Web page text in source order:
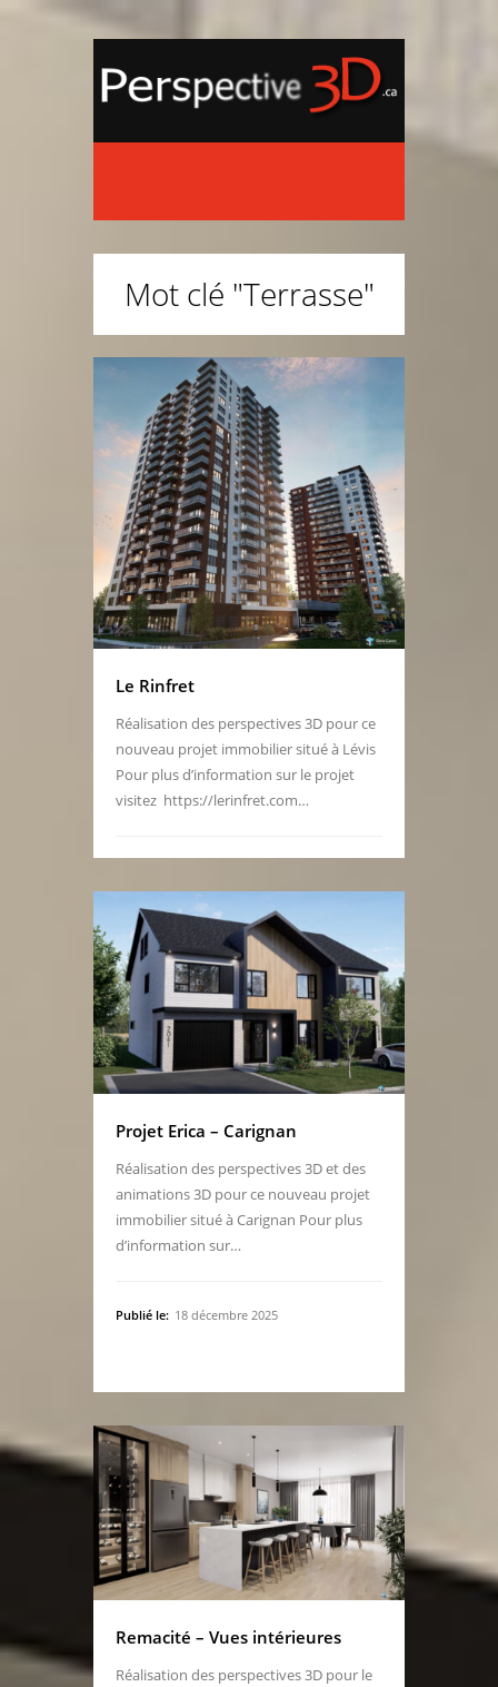
Mot clé "Terrasse"
Le Rinfret
Réalisation des perspectives 3D pour ce
nouveau projet immobilier situé à Lévis
Pour plus d’information sur le projet
visitez https://lerinfret.com…
Projet Erica – Carignan
Réalisation des perspectives 3D et des
animations 3D pour ce nouveau projet
immobilier situé à Carignan Pour plus
d’information sur…
Publié le: 18 décembre 2025
Remacité – Vues intérieures
Réalisation des perspectives 3D pour le